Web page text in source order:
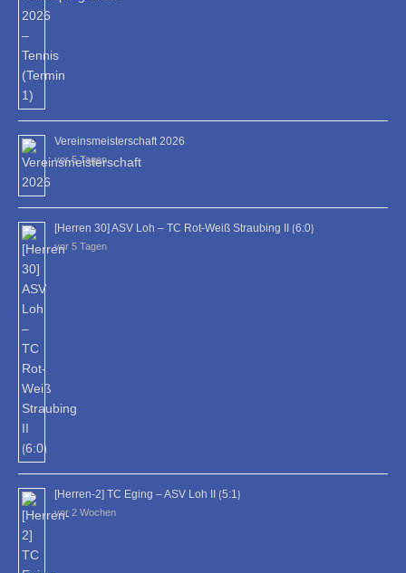
Vereinsmeisterschaft 2026
vor 5 Tagen
[Herren 30] ASV Loh – TC Rot-Weiß Straubing II ⟮6:0⟯
vor 5 Tagen
[Herren-2] TC Eging – ASV Loh II ⟮5:1⟯
vor 2 Wochen